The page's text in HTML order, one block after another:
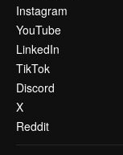
Instagram
YouTube
LinkedIn
TikTok
Discord
X
Reddit